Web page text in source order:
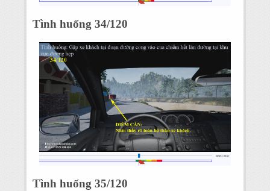
Tình huống 34/120
Tình huống 35/120